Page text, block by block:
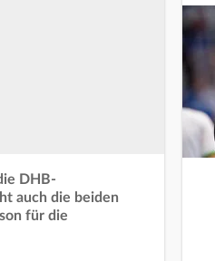
DHB-
auch die beiden
für die